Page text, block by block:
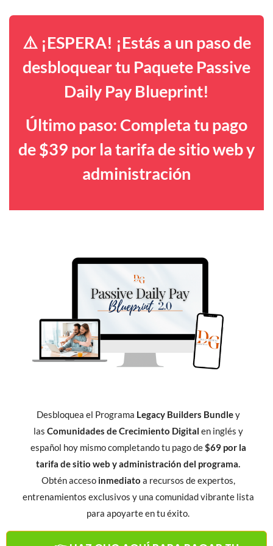
⚠️ ¡ESPERA! ¡Estás a un paso de
desbloquear tu Paquete Passive
Daily Pay Blueprint!
Último paso: Completa tu pago
de $39 por la tarifa de sitio web y
administración
Desbloquea el Programa Legacy Builders Bundley
las Comunidades de Crecimiento Digital en inglés y
español hoy mismo completando tu pago de$69 por la
tarifa de sitio web y administración del programa.
Obtén acceso inmediato a recursos de expertos,
entrenamientos exclusivos y una comunidad vibrante lista
para apoyarte en tu éxito.